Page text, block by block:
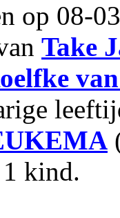
op 08-
Take
kind.